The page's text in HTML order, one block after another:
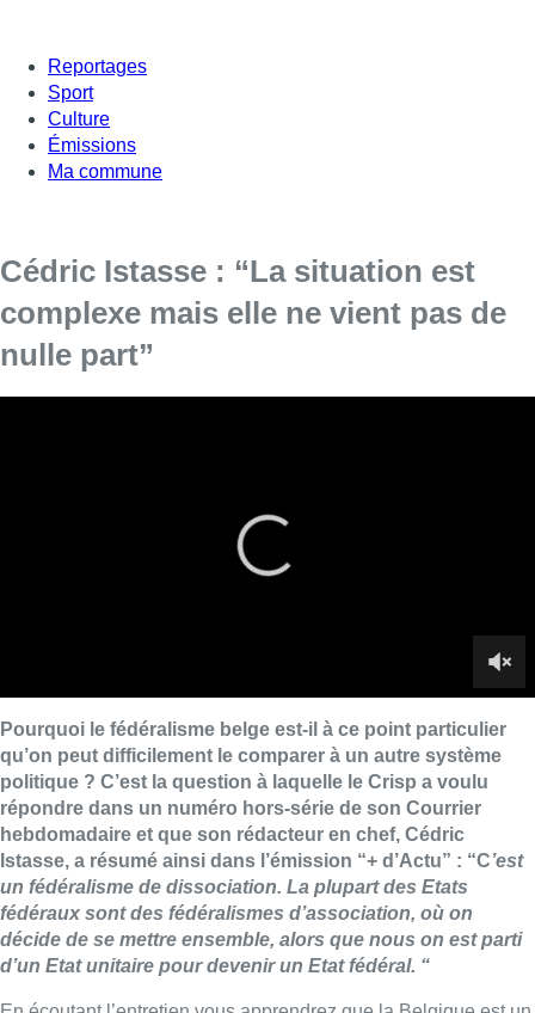
Reportages
Sport
Culture
Émissions
Ma commune
Cédric Istasse : “La situation est
complexe mais elle ne vient pas de
nulle part”
hebdomadaire et que son rédacteur en chef, Cédric
Istasse, a résumé ainsi dans l’émission “+ d’Actu” : “C
un fédéralisme de dissociation. La plupart des Etats
En écoutant l’entretien vous apprendrez que la Belgique est un
État multipolaire mais qui se vit comme bipolaire, que la VGC (
Vlaamse Gemeenschappcommissie) n’est pas une entité
fédérée. Ou encore que l’exemple suisse souvent cité par la N-
VA n’est pas le plus pertinent :
“la N-VA a l’art de faire son
marché… pour retrouver une situation comparable à la nôtre, il
faut plutôt aller du coté du Canada avec les blocs francophone
et anglophone”.
L’ouvrage a pour but de servir de base de référence à tous
ceux qui s’intéressent aux débats communautaires et
institutionnels … et risque d’être fort utile en 2024 :
montre c’est que la situation est complexe, mais elle ne vient